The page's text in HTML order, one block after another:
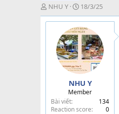
T
h
r
NHU Y
N
g
à
y
g
ử
i
18/3/25
NHU Y
Member
Bài viết
134
Reaction score
0